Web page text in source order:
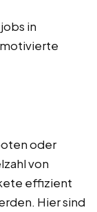
in
motivierte
oder
von
effizient
Hier sind